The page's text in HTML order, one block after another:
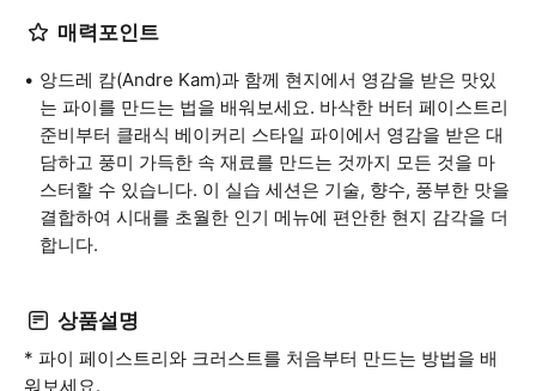
매력포인트
앙드레 캄(Andre Kam)과 함께 현지에서 영감을 받은 맛있
는 파이를 만드는 법을 배워보세요. 바삭한 버터 페이스트리
준비부터 클래식 베이커리 스타일 파이에서 영감을 받은 대
담하고 풍미 가득한 속 재료를 만드는 것까지 모든 것을 마
스터할 수 있습니다. 이 실습 세션은 기술, 향수, 풍부한 맛을
결합하여 시대를 초월한 인기 메뉴에 편안한 현지 감각을 더
합니다.
상품설명
* 파이 페이스트리와 크러스트를 처음부터 만드는 방법을 배
워보세요.